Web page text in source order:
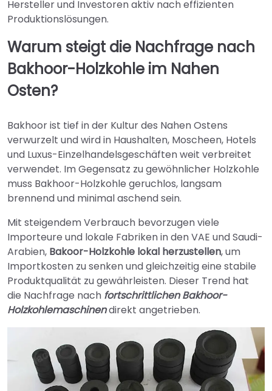
Hersteller und Investoren aktiv nach effizienten
Produktionslösungen.
Warum steigt die Nachfrage nach
Bakhoor-Holzkohle im Nahen
Osten?
Bakhoor ist tief in der Kultur des Nahen Ostens
verwurzelt und wird in Haushalten, Moscheen, Hotels
und Luxus-Einzelhandelsgeschäften weit verbreitet
verwendet. Im Gegensatz zu gewöhnlicher Holzkohle
muss Bakhoor-Holzkohle geruchlos, langsam
brennend und minimal aschend sein.
Mit steigendem Verbrauch bevorzugen viele
Importeure und lokale Fabriken in den VAE und Saudi-
Arabien, Bakoor-Holzkohle lokal herzustellen, um
Importkosten zu senken und gleichzeitig eine stabile
Produktqualität zu gewährleisten. Dieser Trend hat
die Nachfrage nach fortschrittlichen Bakhoor-
Holzkohlemaschinendirekt angetrieben.